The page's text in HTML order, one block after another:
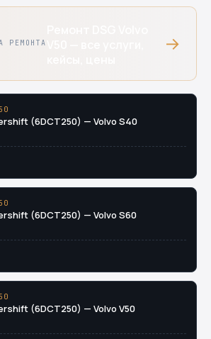
РЕМОНТА →
(6DCT250) — Volvo S40
(6DCT250) — Volvo S60
(6DCT250) — Volvo V50